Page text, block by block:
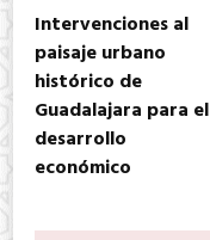
Intervenciones al
paisaje urbano
histórico de
Guadalajara para el
desarrollo
económico